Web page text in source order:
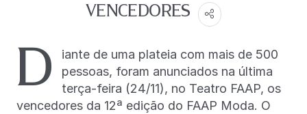
VENCEDORES
D
iante de uma plateia com mais de 500
pessoas, foram anunciados na última
terça-feira (24/11), no Teatro FAAP, os
vencedores da 12ª edição do FAAP Moda. O